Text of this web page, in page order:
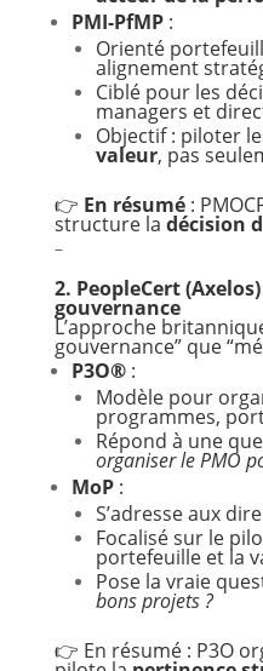
PMI-PfMP:
Orienté
alignement
Ciblé pour les
managers et
Objectif : piloter
valeur, pas
👉 En résumé:
structure la décision
–
2. PeopleCert
gouvernance
L’approche
gouvernance” que
P3O®:
Modèle pour
programmes,
Répond à une
organiser le PMO
MoP:
S’adresse aux
Focalisé sur le
portefeuille et la
Pose la vraie
bons projets ?
👉 En résumé : P3O